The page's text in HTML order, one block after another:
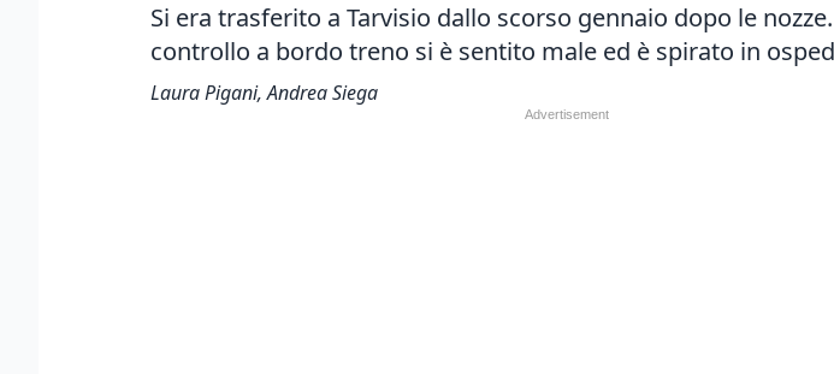
Si era trasferito a Tarvisio dallo scorso gennaio dopo le
controllo a bordo treno si è sentito male ed è spirato in
Laura Pigani, Andrea Siega